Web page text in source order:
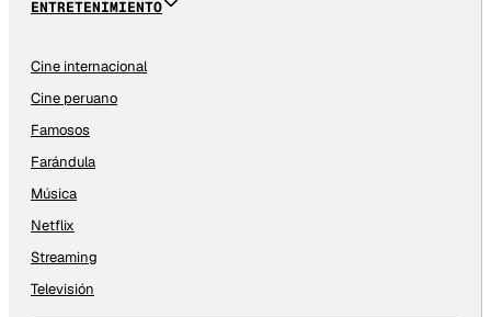
ENTRETENIMIENTO
Cine internacional
Cine peruano
Famosos
Farándula
Música
Netflix
Streaming
Televisión